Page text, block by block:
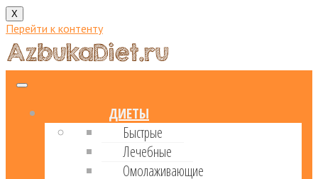
X
Перейти к контенту
ДИЕТЫ
Быстрые
Лечебные
Омолаживающие